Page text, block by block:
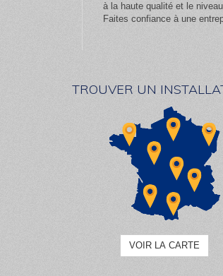
à la haute qualité et le
Faites confiance à une
TROUVER UN
VOIR LA CARTE